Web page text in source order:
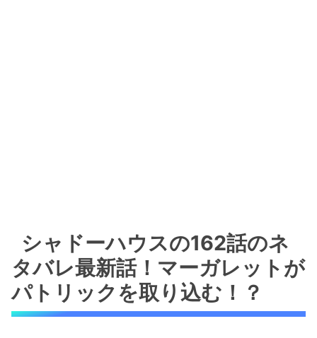
シャドーハウスの162話のネ
タバレ最新話！マーガレットが
パトリックを取り込む！？